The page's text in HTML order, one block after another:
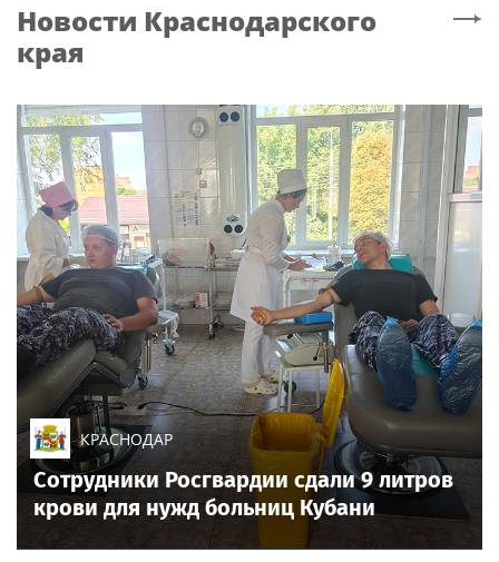
Новости Краснодарского
края
КРАСНОДАР
Сотрудники Росгвардии сдали 9 литров
крови для нужд больниц Кубани